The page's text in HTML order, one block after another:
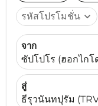
รหัสโปรโมชั่น expand_more
จาก
ซัปโปโร (ฮอกไกโ
สู่
ธีรุวนันทปุรัม